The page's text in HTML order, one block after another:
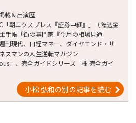
載＆出演歴
「朝エクスプレス『証券中継』」（隔週金
手帳「街の専門家『今月の相場見通
刊現代、日経マネー、ダイヤモンド・ザ
スマンの人生逆転マガジン
」、完全ガイドシリーズ「株 完全ガイ
小松 弘和の別の記事を読む